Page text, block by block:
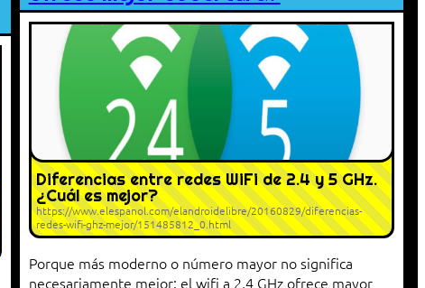
Diferencias entre redes WiFi de 2.4 y 5 GHz.
¿Cuál es mejor?
https://www.elespanol.com/elandroidelibre/20160829/diferencias-
redes-wifi-ghz-mejor/151485812_0.html
Porque más moderno o número mayor no significa
necesariamente mejor: el wifi a 2,4 GHz ofrece mayor